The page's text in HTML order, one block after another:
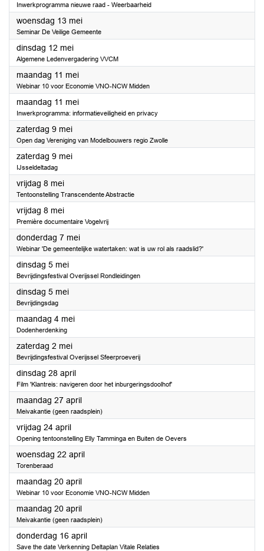
Inwerkprogramma nieuwe raad - Weerbaarheid
woensdag 13 mei2026
Seminar De Veilige Gemeente
dinsdag 12 mei2026
Algemene Ledenvergadering VVCM
maandag 11 mei2026
Webinar 10 voor Economie VNO-NCW Midden
maandag 11 mei2026
Inwerkprogramma: informatieveiligheid en privacy
zaterdag 9 mei2026
Open dag Vereniging van Modelbouwers regio Zwolle
zaterdag 9 mei2026
IJsseldeltadag
vrijdag 8 mei2026
Tentoonstelling Transcendente Abstractie
vrijdag 8 mei2026
Première documentaire Vogelvrij
donderdag 7 mei2026
Webinar 'De gemeentelijke watertaken: wat is uw rol als raadslid?'
dinsdag 5 mei2026
Bevrijdingsfestival Overijssel Rondleidingen
dinsdag 5 mei2026
Bevrijdingsdag
maandag 4 mei2026
Dodenherdenking
zaterdag 2 mei2026
Bevrijdingsfestival Overijssel Sfeerproeverij
dinsdag 28 april2026
Film 'Klantreis: navigeren door het inburgeringsdoolhof'
maandag 27 april2026
Meivakantie (geen raadsplein)
vrijdag 24 april2026
Opening tentoonstelling Elly Tamminga en Buiten de Oevers
woensdag 22 april2026
Torenberaad
maandag 20 april2026
Webinar 10 voor Economie VNO-NCW Midden
maandag 20 april2026
Meivakantie (geen raadsplein)
donderdag 16 april2026
Save the date Verkenning Deltaplan Vitale Relaties